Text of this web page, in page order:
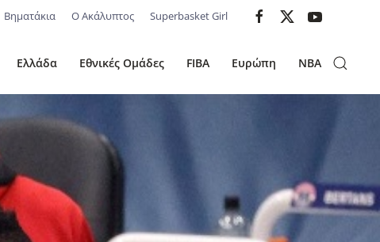
Βηματάκια Ο Ακάλυπτος Superbasket Girl
Ελλάδα Εθνικές Ομάδες FIBA Ευρώπη NBA